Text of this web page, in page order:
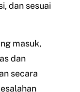
dan sesuai
masuk,
dan
secara